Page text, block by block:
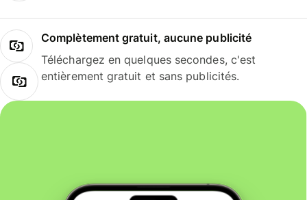
Complètement gratuit, aucune publicité
Téléchargez en quelques secondes, c'est
entièrement gratuit et sans publicités.